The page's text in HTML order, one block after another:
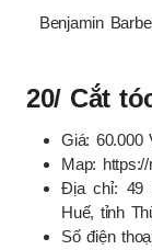
Benjamin
20/ Cắt
Giá: 60.000
Map:
Địa chỉ: 49
Huế, tỉnh
Số điện